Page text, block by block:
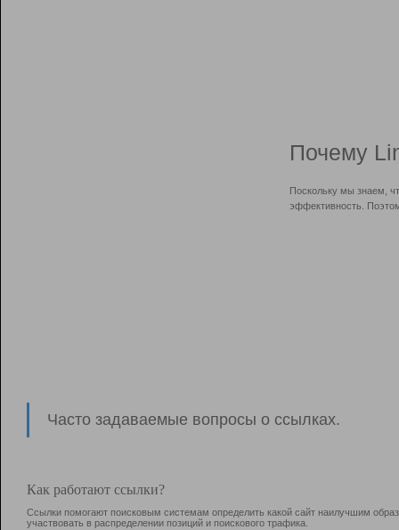
Почему
Поскольку мы знаем,
эффективность.
Часто задаваемые вопросы о ссылках.
Как работают ссылки?
Ссылки помогают поисковым системам определить какой сайт наилучшим
участвовать в раcпределении позиций и поискового трафика.